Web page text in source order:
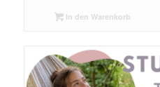
In den Warenkorb